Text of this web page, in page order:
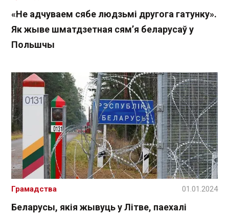
«Не адчуваем сябе людзьмі другога гатунку».
Як жыве шматдзетная сям’я беларусаў у
Польшчы
Беларусы, якія жывуць у Літве, паехалі
Грамадства 01.01.2024